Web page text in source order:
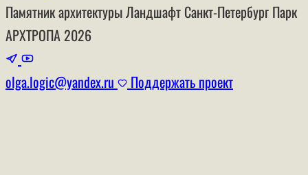
Памятник архитектурыЛандшафт Санкт-Петербург Парк
АРХТРОПА 2026
olga.logic@yandex.ru Поддержать проект